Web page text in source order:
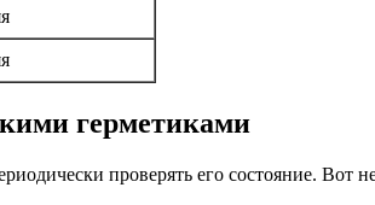
герметиками
проверять его состояние. Вот